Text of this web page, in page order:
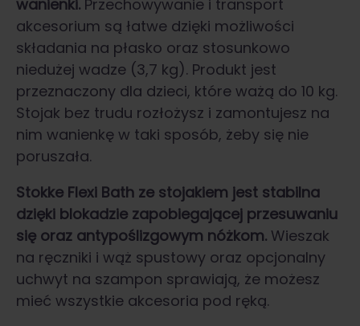
wanienki. Przechowywanie i transport
akcesorium są łatwe dzięki możliwości
składania na płasko oraz stosunkowo
niedużej wadze (3,7 kg). Produkt jest
przeznaczony dla dzieci, które ważą do 10 kg.
Stojak bez trudu rozłożysz i zamontujesz na
nim wanienkę w taki sposób, żeby się nie
poruszała.
Stokke Flexi Bath ze stojakiem jest stabilna
dzięki blokadzie zapobiegającej przesuwaniu
się oraz antypoślizgowym nóżkom. Wieszak
na ręczniki i wąż spustowy oraz opcjonalny
uchwyt na szampon sprawiają, że możesz
mieć wszystkie akcesoria pod ręką.